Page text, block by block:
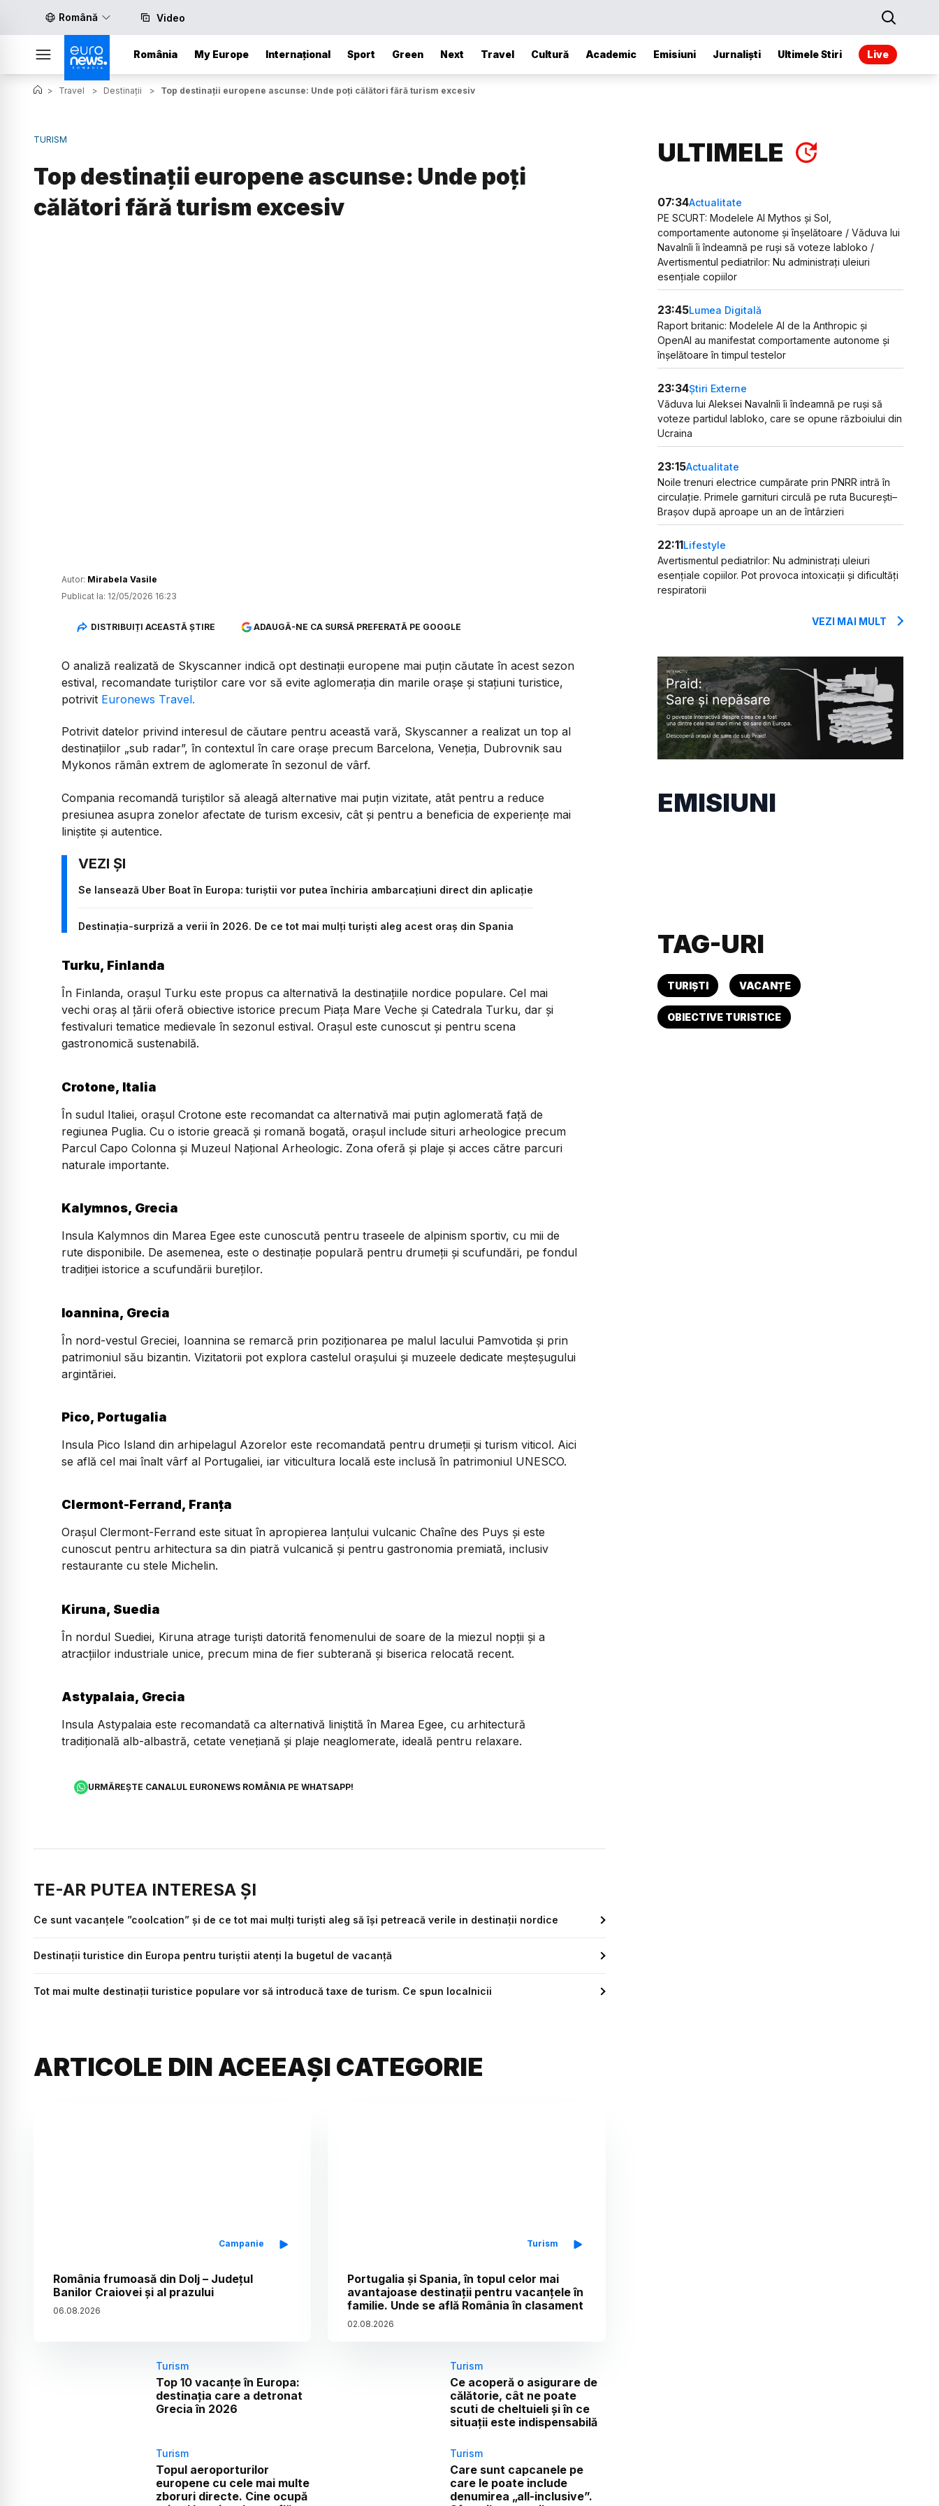
Română Video
România My Europe Internațional Sport Green Next Travel Cultură Academic Emisiuni Jurnaliști Ultimele Stiri Live
> Travel > Destinații > Top destinații europene ascunse: Unde poți călători fără turism excesiv
TURISM
Top destinații europene ascunse: Unde poți
călători fără turism excesiv
Autor: Mirabela Vasile
Publicat la: 12/05/2026 16:23
DISTRIBUIȚI ACEASTĂ ȘTIRE ADAUGĂ-NE CA SURSĂ PREFERATĂ PE GOOGLE
O analiză realizată de Skyscanner indică opt destinații europene mai puțin căutate în acest sezon
estival, recomandate turiștilor care vor să evite aglomerația din marile orașe și stațiuni turistice,
potrivit Euronews Travel.
Potrivit datelor privind interesul de căutare pentru această vară, Skyscanner a realizat un top al
destinațiilor „sub radar”, în contextul în care orașe precum Barcelona, Veneția, Dubrovnik sau
Mykonos rămân extrem de aglomerate în sezonul de vârf.
Compania recomandă turiștilor să aleagă alternative mai puțin vizitate, atât pentru a reduce
presiunea asupra zonelor afectate de turism excesiv, cât și pentru a beneficia de experiențe mai
liniștite și autentice.
Se lansează Uber Boat în Europa: turiștii vor putea închiria ambarcațiuni direct din aplicație
Destinația-surpriză a verii în 2026. De ce tot mai mulți turiști aleg acest oraș din Spania
Turku, Finlanda
În Finlanda, orașul Turku este propus ca alternativă la destinațiile nordice populare. Cel mai
vechi oraș al țării oferă obiective istorice precum Piața Mare Veche și Catedrala Turku, dar și
festivaluri tematice medievale în sezonul estival. Orașul este cunoscut și pentru scena
gastronomică sustenabilă.
Crotone, Italia
În sudul Italiei, orașul Crotone este recomandat ca alternativă mai puțin aglomerată față de
regiunea Puglia. Cu o istorie greacă și romană bogată, orașul include situri arheologice precum
Parcul Capo Colonna și Muzeul Național Arheologic. Zona oferă și plaje și acces către parcuri
naturale importante.
Kalymnos, Grecia
Insula Kalymnos din Marea Egee este cunoscută pentru traseele de alpinism sportiv, cu mii de
rute disponibile. De asemenea, este o destinație populară pentru drumeții și scufundări, pe fondul
tradiției istorice a scufundării bureților.
Ioannina, Grecia
În nord-vestul Greciei, Ioannina se remarcă prin poziționarea pe malul lacului Pamvotida și prin
patrimoniul său bizantin. Vizitatorii pot explora castelul orașului și muzeele dedicate meșteșugului
argintăriei.
Pico, Portugalia
Insula Pico Island din arhipelagul Azorelor este recomandată pentru drumeții și turism viticol. Aici
se află cel mai înalt vârf al Portugaliei, iar viticultura locală este inclusă în patrimoniul UNESCO.
Clermont-Ferrand, Franța
Orașul Clermont-Ferrand este situat în apropierea lanțului vulcanic Chaîne des Puys și este
cunoscut pentru arhitectura sa din piatră vulcanică și pentru gastronomia premiată, inclusiv
restaurante cu stele Michelin.
Kiruna, Suedia
În nordul Suediei, Kiruna atrage turiști datorită fenomenului de soare de la miezul nopții și a
atracțiilor industriale unice, precum mina de fier subterană și biserica relocată recent.
Astypalaia, Grecia
Insula Astypalaia este recomandată ca alternativă liniștită în Marea Egee, cu arhitectură
tradițională alb-albastră, cetate venețiană și plaje neaglomerate, ideală pentru relaxare.
URMĂREȘTE CANALUL EURONEWS ROMÂNIA PE WHATSAPP!
TE-AR PUTEA INTERESA ȘI
Ce sunt vacanțele ”coolcation” și de ce tot mai mulți turiști aleg să își petreacă verile in destinații nordice
Destinații turistice din Europa pentru turiștii atenți la bugetul de vacanță
Tot mai multe destinații turistice populare vor să introducă taxe de turism. Ce spun localnicii
ARTICOLE DIN ACEEAȘI CATEGORIE
Campanie
România frumoasă din Dolj – Județul
Banilor Craiovei și al prazului
06.08.2026
Turism
Portugalia și Spania, în topul celor mai
avantajoase destinații pentru vacanțele în
familie. Unde se află România în clasament
02.08.2026
Turism
Top 10 vacanțe în Europa:
destinația care a detronat
Grecia în 2026
Turism
Ce acoperă o asigurare de
călătorie, cât ne poate
scuti de cheltuieli și în ce
situații este indispensabilă
Turism
Topul aeroporturilor
europene cu cele mai multe
zboruri directe. Cine ocupă
Turism
Care sunt capcanele pe
care le poate include
denumirea „all-inclusive”.
ULTIMELE
07:34Actualitate
PE SCURT: Modelele AI Mythos și Sol,
comportamente autonome și înșelătoare / Văduva lui
Navalnîi îi îndeamnă pe ruși să voteze Iabloko /
Avertismentul pediatrilor: Nu administrați uleiuri
esențiale copiilor
23:45Lumea Digitală
Raport britanic: Modelele AI de la Anthropic și
OpenAI au manifestat comportamente autonome și
înșelătoare în timpul testelor
23:34Știri Externe
Văduva lui Aleksei Navalnîi îi îndeamnă pe ruși să
voteze partidul Iabloko, care se opune războiului din
Ucraina
23:15Actualitate
Noile trenuri electrice cumpărate prin PNRR intră în
circulație. Primele garnituri circulă pe ruta București–
Brașov după aproape un an de întârzieri
22:11Lifestyle
Avertismentul pediatrilor: Nu administrați uleiuri
esențiale copiilor. Pot provoca intoxicații și dificultăți
respiratorii
VEZI MAI MULT
EMISIUNI
TAG-URI
TURIȘTI VACANȚE
OBIECTIVE TURISTICE